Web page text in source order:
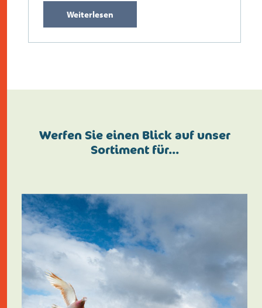
Weiterlesen
Werfen Sie einen Blick auf unser
Sortiment für…